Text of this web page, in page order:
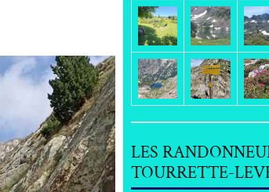
LES
TOURRETTE-